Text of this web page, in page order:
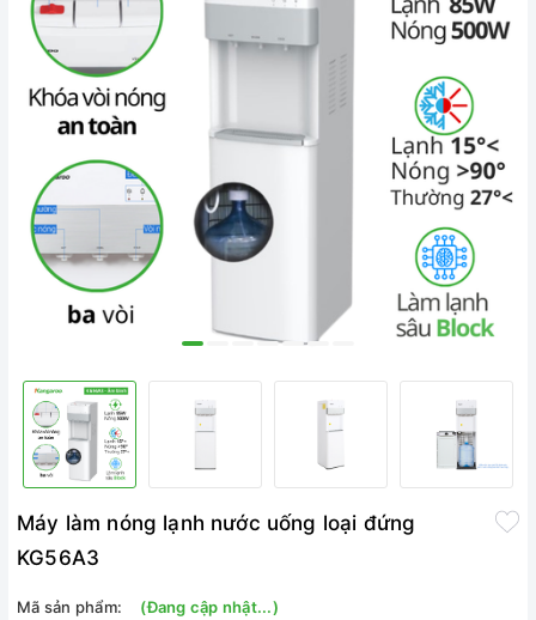
Máy làm nóng lạnh nước uống loại đứng
KG56A3
Mã sản phẩm:
(Đang cập nhật...)